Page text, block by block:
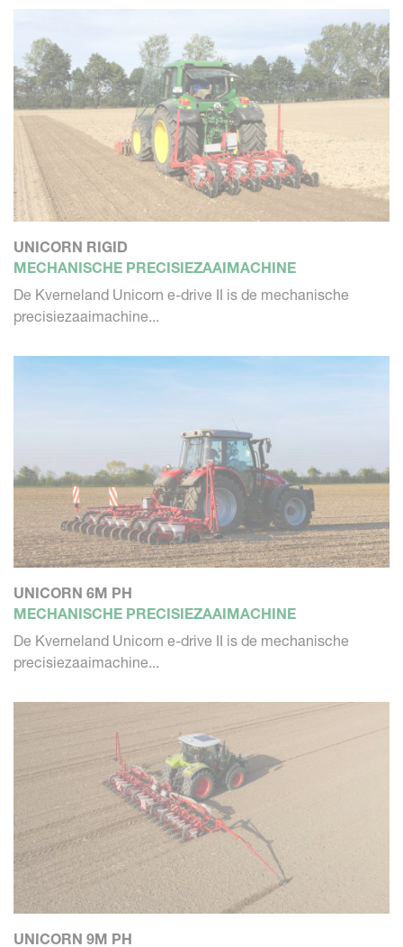
UNICORN RIGID
MECHANISCHE PRECISIEZAAIMACHINE
De Kverneland Unicorn e-drive II is de mechanische
precisiezaaimachine...
UNICORN 6M PH
MECHANISCHE PRECISIEZAAIMACHINE
De Kverneland Unicorn e-drive II is de mechanische
precisiezaaimachine...
UNICORN 9M PH